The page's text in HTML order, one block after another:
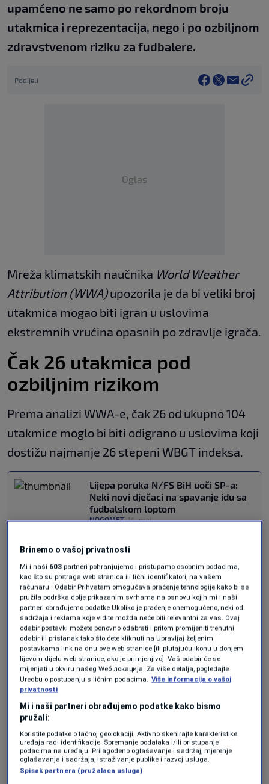
upamćeno ne samo po rekordnom broju
utakmica i reprezentacija, nego i po ozbiljnom
zdravstvenom riziku za fudbalere.
Podijeli
Oglas
Mreža klimatskih naučnika World Weather
Attribution (WWA)upozorila je da bi veliki broj
utakmica mogao biti igran u uslovima
ekstremnih vrućina opasnih po zdravlje igrača.
Čak 26 utakmica pod
ozbiljnim rizikom
Prema analizi WWA-e, čak 26 od ukupno 104
utakmice moglo bi biti odigrano u uslovima koji
dostižu najmanje 26 stepeni WBGT indeksa.
Lijepa poruka N/FS BiH uoči SP-a:
Neki novi dječaci na spavanje idu sa
fudbalskom loptom
NOGOMET|14. maj.
uzburkao strasti: "Koliko puta
nestala?"
NOGOMET 14. maj.
Lewandowski pred šokantnim
transferom: Saudijci mu nude
bogatstvo kakvo se ne odbija
NOGOMET|14. maj.
Cleveland napravio čudesan
preokret u Detroitu: Mobley slomio
Pistonse nakon produžetka! (VIDEO)
WBGT predstavlja specijalni pokazatelj koji ne
mjeri samo temperaturu zraka, nego i vlagu,
sunčevo zračenje i mogućnost hlađenja
Brinemo o vašoj privatnosti
Mi i naši 603 partneri pohranjujemo i pristupamo osobnim podacima,
kao što su pretraga web stranica ili lični identifikatori, na vašem
računaru . Odabir Prihvatam omogućava praćenje tehnologije kako bi se
pružila podrška dolje prikazanim svrhama na osnovu kojih mi i naši
partneri obrađujemo podatke Ukoliko je praćenje onemogućeno, neki od
sadržaja i reklama koje vidite možda neće biti relevantni za vas. Ovaj
odabir postavki možete ponovno odabrati i pritom promijeniti trenutni
odabir ili pristanak tako što ćete kliknuti na Upravljaj željenim
postavkama link na dnu ove web stranice [ili plutajuću ikonu u donjem
lijevom dijelu web stranice, ako je primjenjivo]. Vaš odabir će se
mijenjati u okviru našeg Wеб локација. Za više detalja, pogledajte
Uredbu o postupanju s ličnim podacima. Više informacija o vašoj
privatnosti
Mi i naši partneri obrađujemo podatke kako bismo
pružali:
Koristite podatke o tačnoj geolokaciji. Aktivno skenirajte karakteristike
uređaja radi identifikacije. Spremanje podataka i/ili pristupanje
podacima na uređaju. Prilagođeno oglašavanje i sadržaj, mjerenje
oglašavanja i sadržaja, istraživanje publike i razvoj usluga.
Spisak partnera (pružalaca usluga)